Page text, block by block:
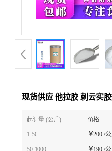
现货供应 他拉胶 刺云实
起订量 (公斤) 价格
1-50 ￥200 /
50-1000 ￥190 /